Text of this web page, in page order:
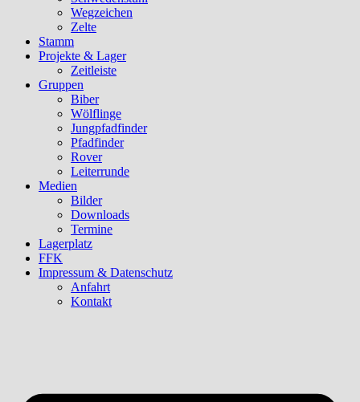
Wegzeichen
Zelte
Stamm
Projekte & Lager
Zeitleiste
Gruppen
Biber
Wölflinge
Jungpfadfinder
Pfadfinder
Rover
Leiterrunde
Medien
Bilder
Downloads
Termine
Lagerplatz
FFK
Impressum & Datenschutz
Anfahrt
Kontakt